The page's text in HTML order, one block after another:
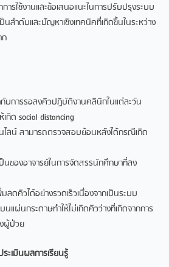
รใช้งานและข้อเสนอแนะในการปรับปรุงระบบ
นลำดับและปัญหาเชิงเทคนิคที่เกิดขึ้นในระหว่าง
ก
กับการรอลงคิวปฏิบัติงานคลินิกในแต่ละวัน
กิด social distancing
ลน์ สามารถตรวจสอบย้อนหลังได้กรณีเกิด
นของอาจารย์ในการจัดสรรนักศึกษาที่ลง
ดคิวได้อย่างรวดเร็วเนื่องจากเป็นระบบ
แผ่นกระดาษทำให้ไม่เกิดคิวว่างที่เกิดจากการ
ผู้ป่วย
ะเมินผลการเรียนรู้